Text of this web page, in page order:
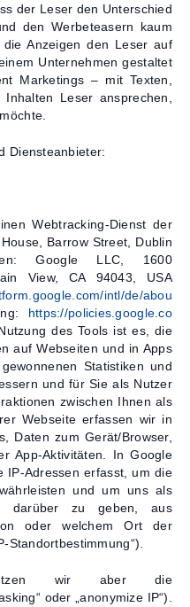
der Leser den Unterschied
den Werbeteasern kaum
Anzeigen den Leser auf
Unternehmen gestaltet
Marketings – mit Texten,
Leser ansprechen,
Diensteanbieter:
Webtracking-Dienst der
Barrow Street, Dublin
Google LLC, 1600
View, CA 94043, USA
intl/de/abou
https://policies.google.co
des Tools ist es, die
auf Webseiten und in Apps
Statistiken und
und für Sie als Nutzer
zwischen Ihnen als
Webseite erfassen wir in
Daten zum Gerät/Browser,
App-Aktivitäten. In Google
IP-Adressen erfasst, um die
und um uns als
darüber zu geben, aus
oder welchem Ort der
Standortbestimmung“).
wir aber die
oder „anonymize IP“).